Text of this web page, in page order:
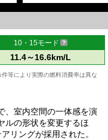
10・15モード
11.4～16.6km/L
等により実際の燃料消費率は異な
、室内空間の一体感を演
ルの形状を変更するほ
リングが採用された。